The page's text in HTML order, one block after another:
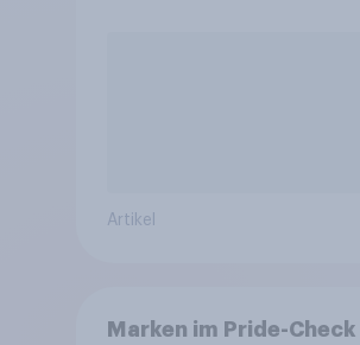
Artikel
Marken im Pride-Check